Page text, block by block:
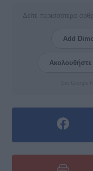
Δείτε περισσότερα
Add